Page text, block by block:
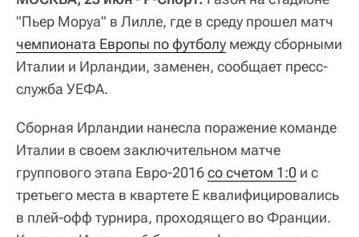
"Пьер Моруа" в Лилле, где в среду прошел матч
чемпионата Европы по футболу между сборными
Италии и Ирландии, заменен, сообщает пресс-
служба УЕФА.
Сборная Ирландии нанесла поражение команде
Италии в своем заключительном матче
группового этапа Евро-2016со счетом 1:0 и с
третьего места в квартете E квалифицировались
в плей-офф турнира, проходящего во Франции.